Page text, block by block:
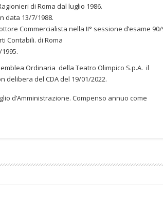
di Roma dal luglio 1986.
data 13/7/1988.
Commercialista nella II° sessione d’esame 90/
Contabili. di Roma
Ordinaria della Teatro Olimpico S.p.A. il
delibera del CDA del 19/01/2022.
d’Amministrazione. Compenso annuo come